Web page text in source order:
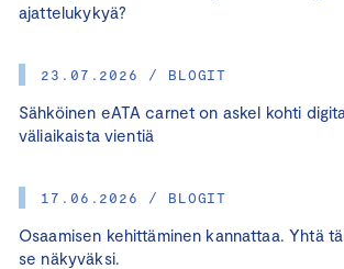
ajattelukykyä?
23.07.2026 / BLOGIT
Sähköinen eATA carnet on askel kohti
väliaikaista vientiä
17.06.2026 / BLOGIT
Osaamisen kehittäminen kannattaa. Yhtä
se näkyväksi.